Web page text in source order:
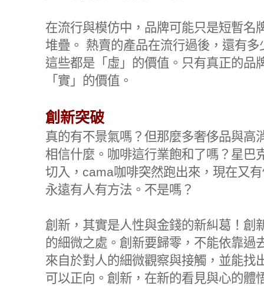
在流行與模仿中，品牌可能只是短暫名
堆疊。 熱賣的產品在流行過後，還有
這些都是「虛」的價值。只有真正的品
「實」的價值。
創新突破
真的有不景氣嗎？但那麼多奢侈品與高
相信什麼。咖啡這行業飽和了嗎？星巴
切入， cama咖啡突然跑出來，現在又
永遠有人有方法。不是嗎？
創新，其實是人性與金錢的新糾葛！創
的細微之處。創新要歸零，不能依靠過
來自於對人的細微觀察與接觸，並能找
可以正向。創新，在新的看見與心的體